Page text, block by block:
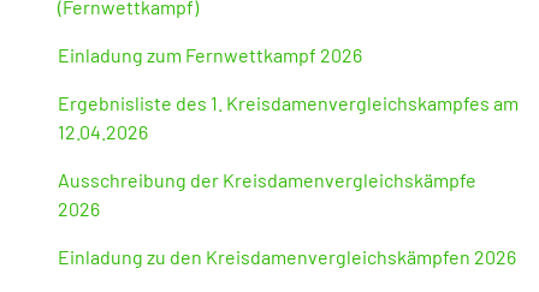
(Fernwettkampf)
Einladung zum Fernwettkampf 2026
Ergebnisliste des 1. Kreisdamenvergleichskampfes am
12.04.2026
Ausschreibung der Kreisdamenvergleichskämpfe
2026
Einladung zu den Kreisdamenvergleichskämpfen 2026